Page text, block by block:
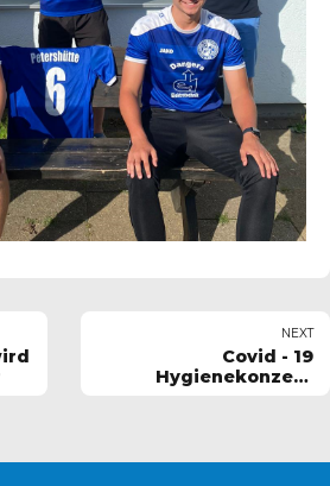
NEXT
Covid - 19
Hygienekonzept